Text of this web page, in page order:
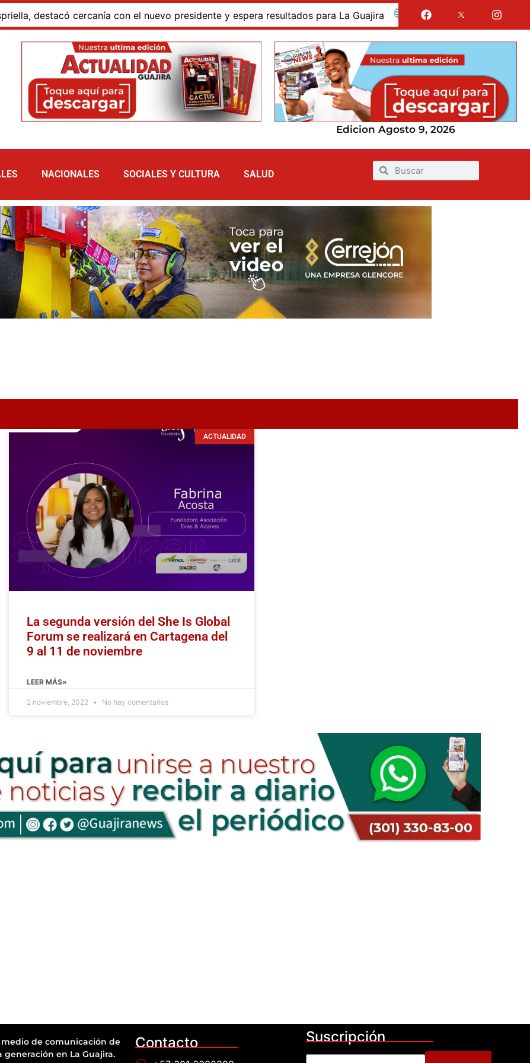
cercanía con el nuevo presidente y espera resultados para La Guajira La Guajira fue presentada como
Edicion Agosto 9, 2026
NACIONALES SOCIALES Y CULTURA SALUD
ACTUALIDAD
La segunda versión del She Is Global
Forum se realizará en Cartagena del
9 al 11 de noviembre
LEER MÁS»
2 noviembre, 2022 No hay comentarios
medio de comunicación de
generación en La Guajira.
Contacto Suscripción